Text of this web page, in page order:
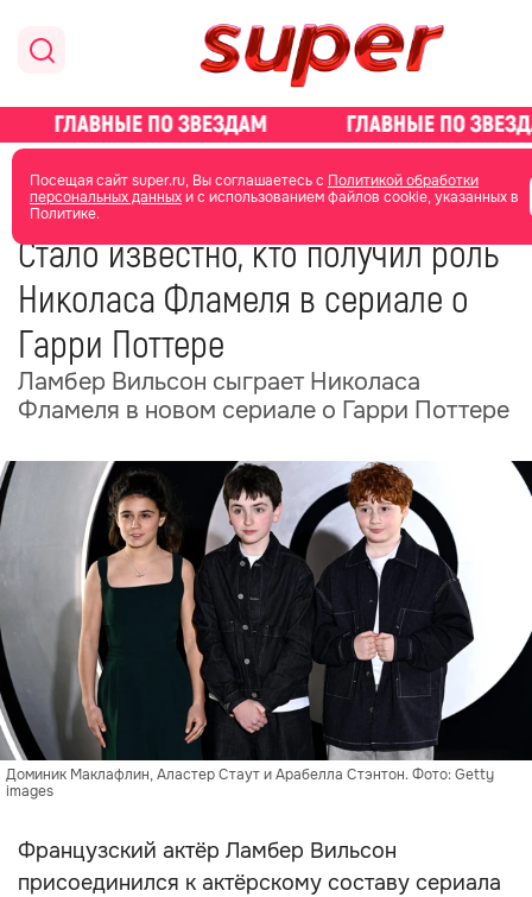
Посещая сайт super.ru, Вы соглашаетесь с Политикой обработки
персональных данныхи с использованием файлов cookie, указанных в
Политике.
главная новости о звездах новости
05 июня
Стало известно, кто получил роль
Николаса Фламеля в сериале о
Гарри Поттере
Ламбер Вильсон сыграет Николаса
Фламеля в новом сериале о Гарри Поттере
Доминик Маклафлин, Аластер Стаут и Арабелла Стэнтон. Фото: Getty
images
Французский актёр Ламбер Вильсон
присоединился к актёрскому составу сериала